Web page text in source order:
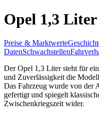
Opel 1,3
Preise & Marktwerte
DatenSchwachstellen
Der Opel 1,3 Liter steht für
und Zuverlässigkeit die
Das Fahrzeug wurde von der
gefertigt und spiegelt
Zwischenkriegszeit wider.